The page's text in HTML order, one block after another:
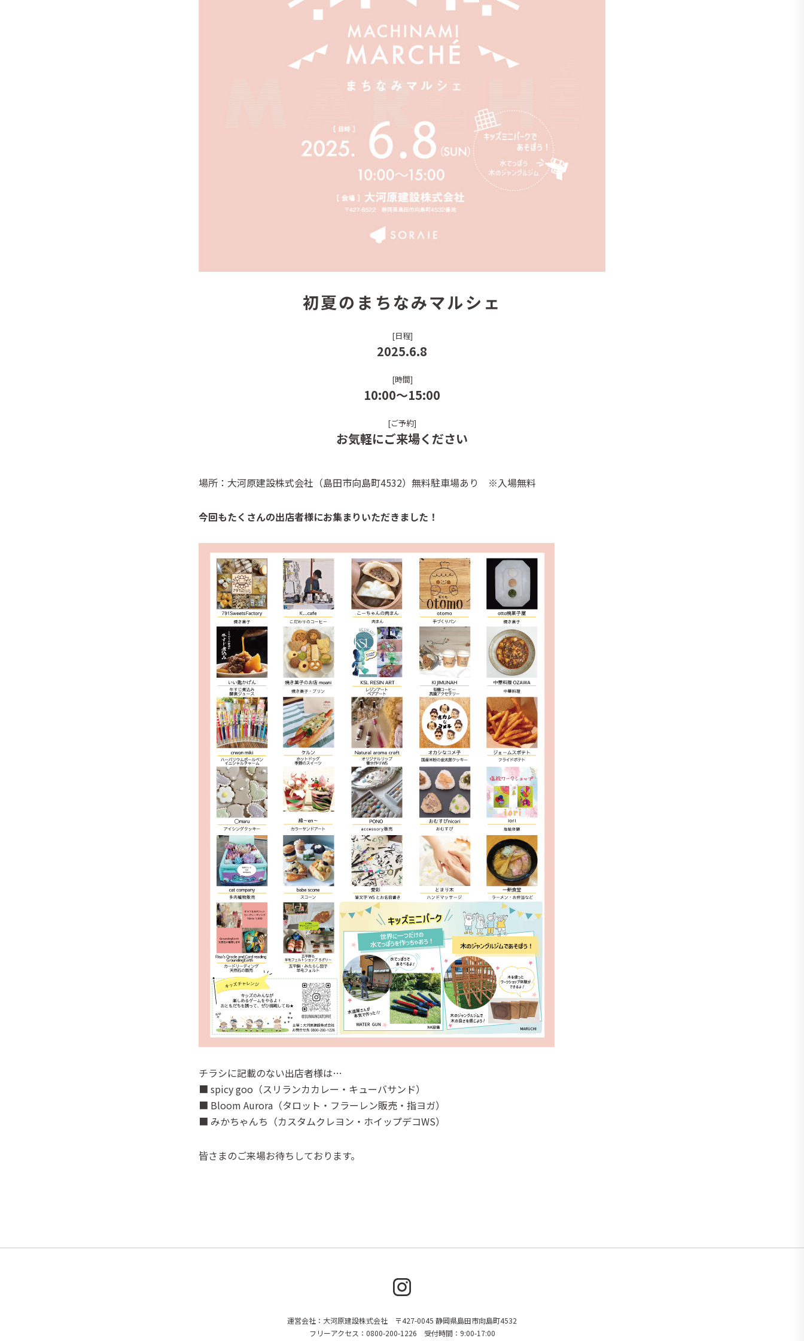
初夏のまちなみマルシェ
[日程]
2025.6.8
[時間]
10:00～15:00
[ご予約]
お気軽にご来場ください
場所：大河原建設株式会社（島田市向島町4532）無料駐車場あり ※入場無料
今回もたくさんの出店者様にお集まりいただきました！
チラシに記載のない出店者様は…
■ spicy goo（スリランカカレー・キューバサンド）
■ Bloom Aurora（タロット・フラーレン販売・指ヨガ）
■ みかちゃんち（カスタムクレヨン・ホイップデコWS）
皆さまのご来場お待ちしております。
運営会社：大河原建設株式会社 〒427-0045 静岡県島田市向島町4532
フリーアクセス：0800-200-1226 受付時間：9:00-17:00